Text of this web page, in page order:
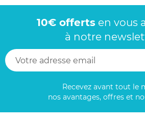
10€ offerts en vous
à notre
Recevez avant tout le
nos avantages, offres et